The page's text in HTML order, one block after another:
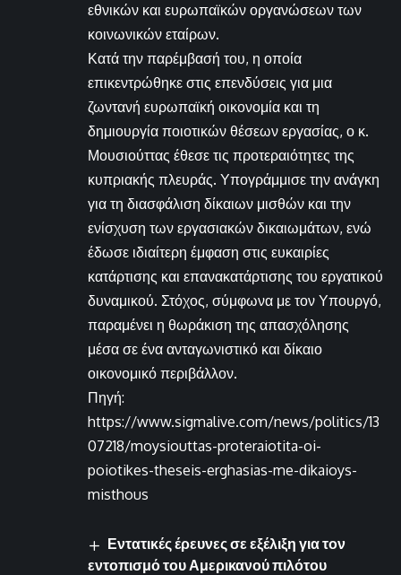
εθνικών και ευρωπαϊκών οργανώσεων των
κοινωνικών εταίρων.
Κατά την παρέμβασή του, η οποία
επικεντρώθηκε στις επενδύσεις για μια
ζωντανή ευρωπαϊκή οικονομία και τη
δημιουργία ποιοτικών θέσεων εργασίας, ο κ.
Μουσιούττας έθεσε τις προτεραιότητες της
κυπριακής πλευράς. Υπογράμμισε την ανάγκη
για τη διασφάλιση δίκαιων μισθών και την
ενίσχυση των εργασιακών δικαιωμάτων, ενώ
έδωσε ιδιαίτερη έμφαση στις ευκαιρίες
κατάρτισης και επανακατάρτισης του εργατικού
δυναμικού. Στόχος, σύμφωνα με τον Υπουργό,
παραμένει η θωράκιση της απασχόλησης
μέσα σε ένα ανταγωνιστικό και δίκαιο
οικονομικό περιβάλλον.
Πηγή:
https://www.sigmalive.com/news/politics/13
07218/moysiouttas-proteraiotita-oi-
poiotikes-theseis-erghasias-me-dikaioys-
misthous
Εντατικές έρευνες σε εξέλιξη για τον
εντοπισμό του Αμερικανού πιλότου